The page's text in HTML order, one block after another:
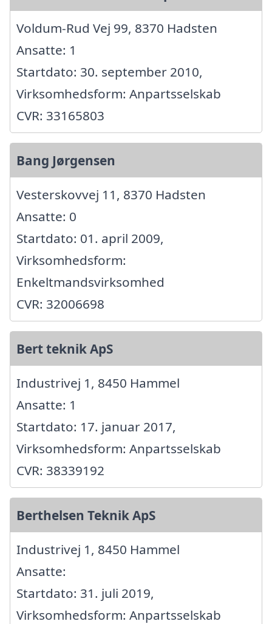
Voldum-Rud Vej 99, 8370 Hadsten
Ansatte: 1
Startdato: 30. september 2010,
Virksomhedsform: Anpartsselskab
CVR: 33165803
Bang Jørgensen
Vesterskovvej 11, 8370 Hadsten
Ansatte: 0
Startdato: 01. april 2009,
Virksomhedsform:
Enkeltmandsvirksomhed
CVR: 32006698
Bert teknik ApS
Industrivej 1, 8450 Hammel
Ansatte: 1
Startdato: 17. januar 2017,
Virksomhedsform: Anpartsselskab
CVR: 38339192
Berthelsen Teknik ApS
Industrivej 1, 8450 Hammel
Ansatte:
Startdato: 31. juli 2019,
Virksomhedsform: Anpartsselskab